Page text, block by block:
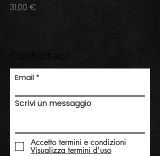
Prezzo
31,00 €
Contattaci!
Email
Scrivi un messaggio
Accetto termini e condizioni
Visualizza termini d'uso